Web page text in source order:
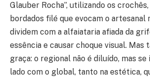
Glauber Rocha”, utilizando os
bordados filé que evocam o artesanal
dividem com a alfaiataria afiada da
essência e causar choque visual. Mas
graça: o regional não é diluído, mas se
lado com o global, tanto na estética,